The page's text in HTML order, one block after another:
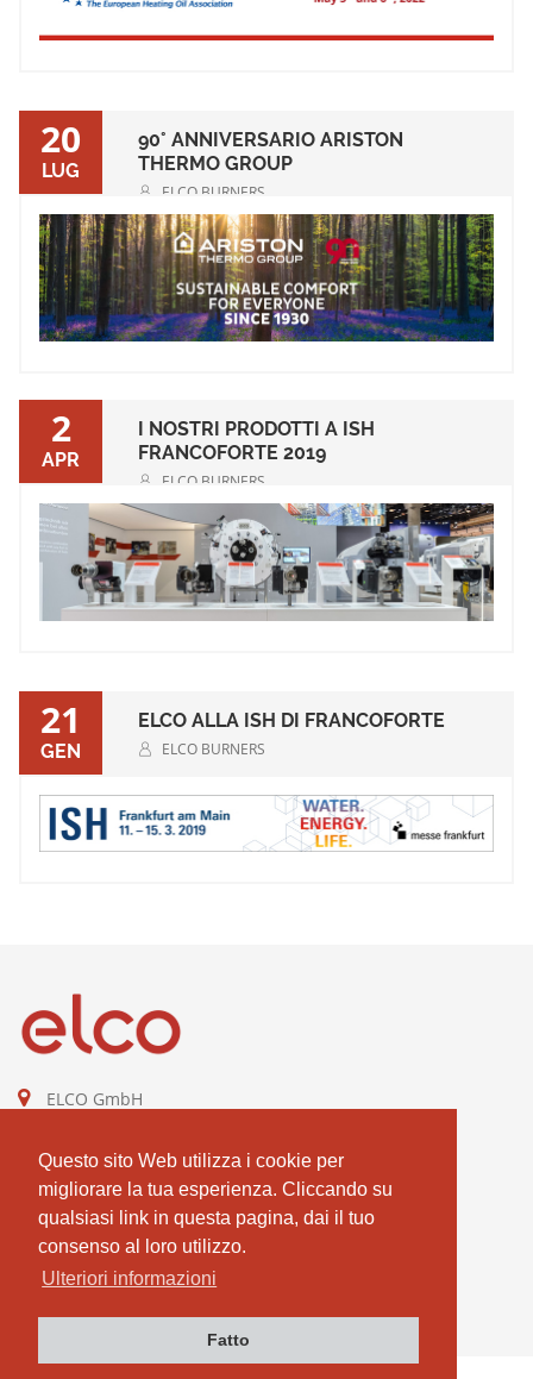
Questo sito Web utilizza i cookie per
migliorare la tua esperienza. Cliccando su
qualsiasi link in questa pagina, dai il tuo
consenso al loro utilizzo.
Ulteriori informazioni
Fatto
20
LUG
90° ANNIVERSARIO ARISTON
THERMO GROUP
ELCO BURNERS
2
APR
I NOSTRI PRODOTTI A ISH
FRANCOFORTE 2019
ELCO BURNERS
21
GEN
ELCO ALLA ISH DI FRANCOFORTE
ELCO BURNERS
ELCO GmbH
Ariston Group
DE811544605
contact@elco-burners.com